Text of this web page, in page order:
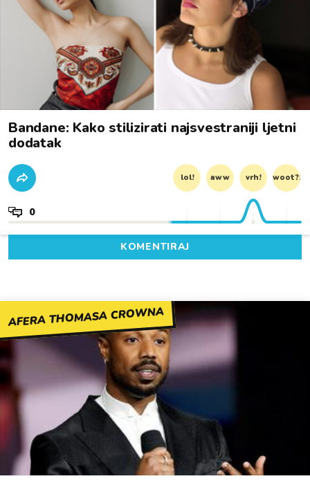
Bandane: Kako stilizirati najsvestraniji ljetni
dodatak
lol! aww vrh! woot?!
0
KOMENTIRAJ
AFERA THOMASA CROWNA